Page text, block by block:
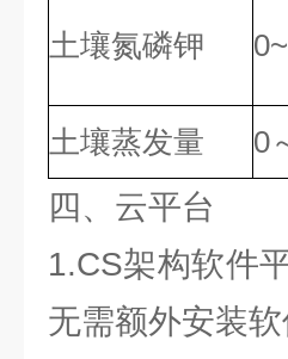
土壤氮磷钾
土壤蒸发量 0
四、云平台
1.CS架构软件
无需额外安装软